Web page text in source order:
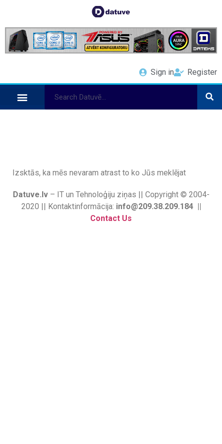
Sign in Register
Izsktās, ka mēs nevaram atrast to ko Jūs meklējat
Datuve.lv– IT un Tehnoloģiju ziņas || Copyright © 2004-
2020 || Kontaktinformācija: info@209.38.209.184 ||
Contact Us